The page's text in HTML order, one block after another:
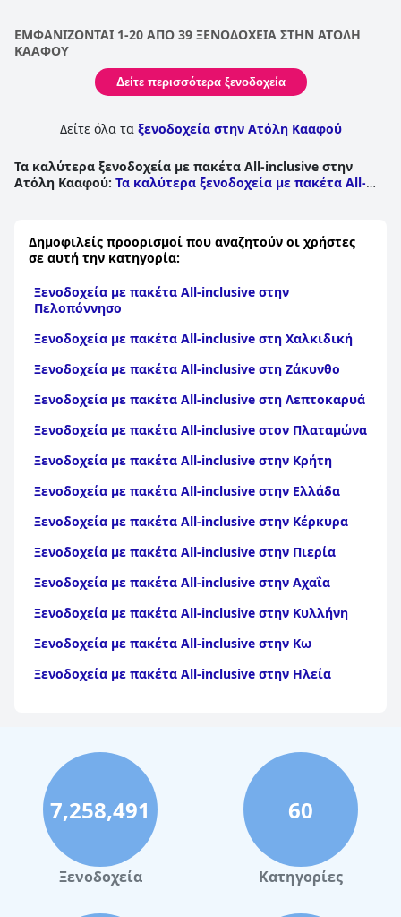
ΕΜΦΑΝΙΖΟΝΤΑΙ 1-20 ΑΠΟ 39 ΞΕΝΟΔΟΧΕΙΑ ΣΤΗΝ ΑΤΟΛΗ
ΚΑΑΦΟΥ
Δείτε περισσότερα ξενοδοχεία
Δείτε όλα τα ξενοδοχεία στην Ατόλη Κααφού
Τα καλύτερα ξενοδοχεία με πακέτα All-inclusive στην
Ατόλη Κααφού: Τα καλύτερα ξενοδοχεία με πακέτα All-
Δημοφιλείς προορισμοί που αναζητούν οι χρήστες
σε αυτή την κατηγορία:
Ξενοδοχεία με πακέτα All-inclusive στην
Πελοπόννησο
Ξενοδοχεία με πακέτα All-inclusive στη Χαλκιδική
Ξενοδοχεία με πακέτα All-inclusive στη Ζάκυνθο
Ξενοδοχεία με πακέτα All-inclusive στη Λεπτοκαρυά
Ξενοδοχεία με πακέτα All-inclusive στον Πλαταμώνα
Ξενοδοχεία με πακέτα All-inclusive στην Κρήτη
Ξενοδοχεία με πακέτα All-inclusive στην Ελλάδα
Ξενοδοχεία με πακέτα All-inclusive στην Κέρκυρα
Ξενοδοχεία με πακέτα All-inclusive στην Πιερία
Ξενοδοχεία με πακέτα All-inclusive στην Αχαΐα
Ξενοδοχεία με πακέτα All-inclusive στην Κυλλήνη
Ξενοδοχεία με πακέτα All-inclusive στην Κω
Ξενοδοχεία με πακέτα All-inclusive στην Ηλεία
Νικόλαο
Ξενοδοχεία με πακέτα All-inclusive στη Χερσόνησο
7,258,491
Ξενοδοχεία
60
Κατηγορίες